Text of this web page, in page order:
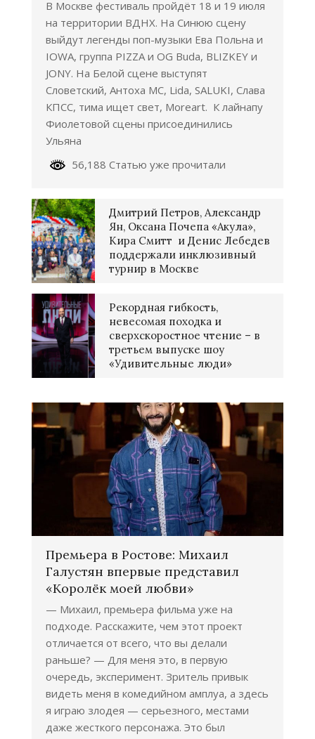
В Москве фестиваль пройдёт 18 и 19 июля
на территории ВДНХ. На Синюю сцену
выйдут легенды поп-музыки Ева Польна и
IOWA, группа PIZZA и OG Buda, BLIZKEY и
JONY. На Белой сцене выступят
Словетский, Антоха МС, Lida, SALUKI, Слава
КПСС, тима ищет свет, Moreart. К лайнапу
Фиолетовой сцены присоединились
Ульяна
56,188 Статью уже прочитали
Дмитрий Петров, Александр
Ян, Оксана Почепа «Акула»,
Кира Смитт и Денис Лебедев
поддержали инклюзивный
турнир в Москве
Рекордная гибкость,
невесомая походка и
сверхскоростное чтение – в
третьем выпуске шоу
«Удивительные люди»
Премьера в Ростове: Михаил
Галустян впервые представил
«Королёк моей любви»
— Михаил, премьера фильма уже на
подходе. Расскажите, чем этот проект
отличается от всего, что вы делали
раньше? — Для меня это, в первую
очередь, эксперимент. Зритель привык
видеть меня в комедийном амплуа, а здесь
я играю злодея — серьезного, местами
даже жесткого персонажа. Это был